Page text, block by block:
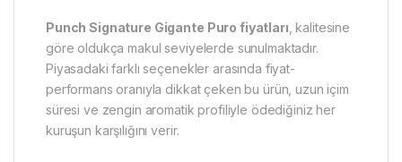
Punch Signature Gigante Puro fiyatları , kalitesine
göre oldukça makul seviyelerde sunulmaktadır.
Piyasadaki farklı seçenekler arasında fiyat-
performans oranıyla dikkat çeken bu ürün, uzun içim
süresi ve zengin aromatik profiliyle ödediğiniz her
kuruşun karşılığını verir.